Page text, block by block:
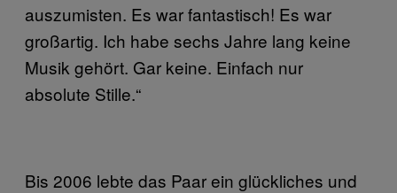
auszumisten. Es war fantastisch! Es war
großartig. Ich habe sechs Jahre lang keine
Musik gehört. Gar keine. Einfach nur
absolute Stille.“
Bis 2006 lebte das Paar ein glückliches und